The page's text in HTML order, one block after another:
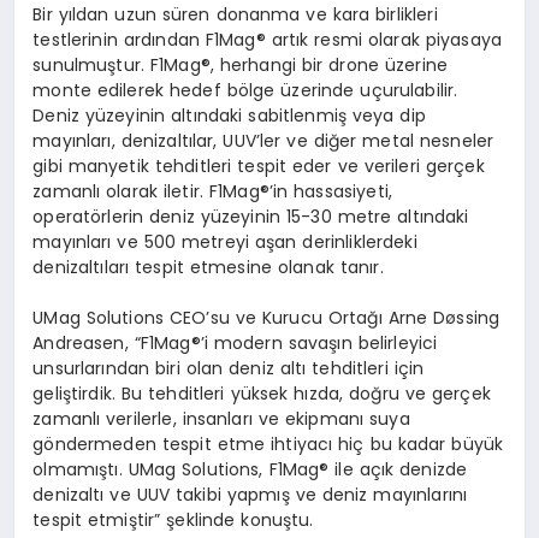
Bir yıldan uzun süren donanma ve kara birlikleri
testlerinin ardından F1Mag® artık resmi olarak piyasaya
sunulmuştur. F1Mag®, herhangi bir drone üzerine
monte edilerek hedef bölge üzerinde uçurulabilir.
Deniz yüzeyinin altındaki sabitlenmiş veya dip
mayınları, denizaltılar, UUV’ler ve diğer metal nesneler
gibi manyetik tehditleri tespit eder ve verileri gerçek
zamanlı olarak iletir. F1Mag®’in hassasiyeti,
operatörlerin deniz yüzeyinin 15-30 metre altındaki
mayınları ve 500 metreyi aşan derinliklerdeki
denizaltıları tespit etmesine olanak tanır.
UMag Solutions CEO’su ve Kurucu Ortağı Arne Døssing
Andreasen, “F1Mag®’i modern savaşın belirleyici
unsurlarından biri olan deniz altı tehditleri için
geliştirdik. Bu tehditleri yüksek hızda, doğru ve gerçek
zamanlı verilerle, insanları ve ekipmanı suya
göndermeden tespit etme ihtiyacı hiç bu kadar büyük
olmamıştı. UMag Solutions, F1Mag® ile açık denizde
denizaltı ve UUV takibi yapmış ve deniz mayınlarını
tespit etmiştir” şeklinde konuştu.